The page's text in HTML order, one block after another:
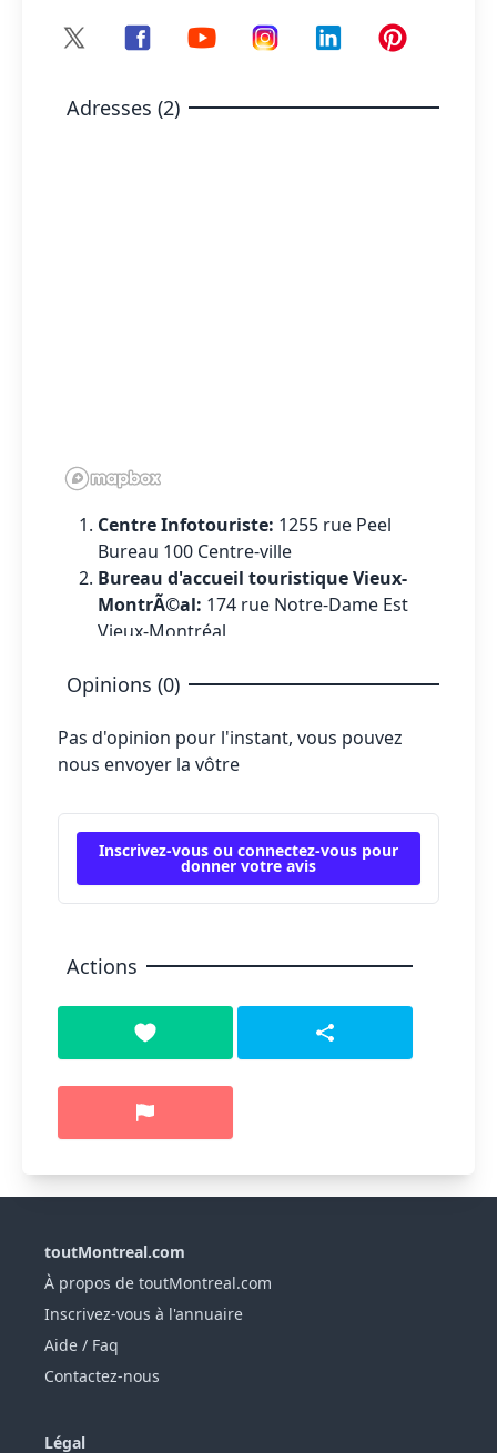
Adresses (2)
Centre Infotouriste: 1255 rue Peel
Bureau 100 Centre-ville
Bureau d'accueil touristique Vieux-
MontrÃ©al: 174 rue Notre-Dame Est
Vieux-Montréal
Opinions (0)
Pas d'opinion pour l'instant, vous pouvez
nous envoyer la vôtre
Inscrivez-vous ou connectez-vous pour
donner votre avis
Actions
toutMontreal.com
À propos de toutMontreal.com
Inscrivez-vous à l'annuaire
Aide / Faq
Contactez-nous
Légal